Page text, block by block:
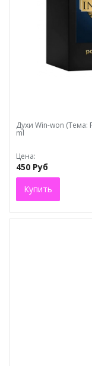
Духи Win-won (Тема:
ml
Цена:
450 Руб
Купить